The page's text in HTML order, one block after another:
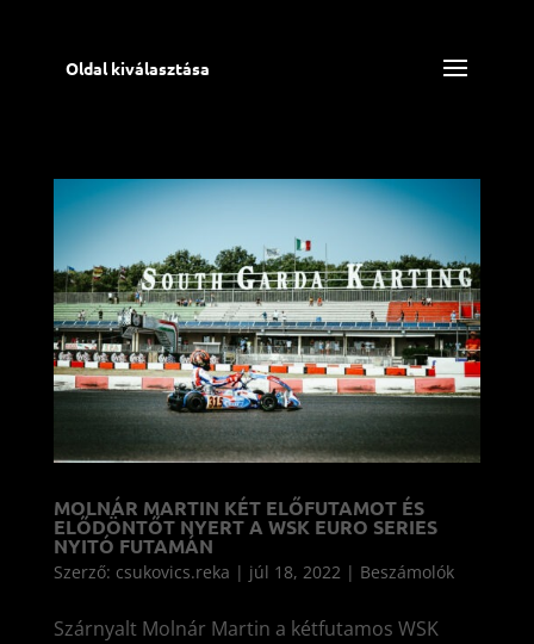
Oldal kiválasztása
MOLNÁR MARTIN KÉT ELŐFUTAMOT ÉS
ELŐDÖNTŐT NYERT A WSK EURO SERIES
NYITÓ FUTAMÁN
Szerző: csukovics.reka | júl 18, 2022| Beszámolók
Szárnyalt Molnár Martin a kétfutamos WSK